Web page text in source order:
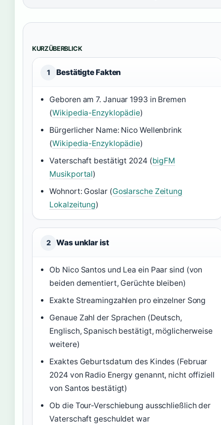
KURZÜBERBLICK
1 Bestätigte Fakten
Geboren am 7. Januar 1993 in Bremen
(Wikipedia-Enzyklopädie)
Bürgerlicher Name: Nico Wellenbrink
(Wikipedia-Enzyklopädie)
Vaterschaft bestätigt 2024 (bigFM
Musikportal)
Wohnort: Goslar (Goslarsche Zeitung
Lokalzeitung)
2 Was unklar ist
Ob Nico Santos und Lea ein Paar sind (von
beiden dementiert, Gerüchte bleiben)
Exakte Streamingzahlen pro einzelner Song
Genaue Zahl der Sprachen (Deutsch,
Englisch, Spanisch bestätigt, möglicherweise
weitere)
Exaktes Geburtsdatum des Kindes (Februar
2024 von Radio Energy genannt, nicht offiziell
von Santos bestätigt)
Ob die Tour-Verschiebung ausschließlich der
Vaterschaft geschuldet war